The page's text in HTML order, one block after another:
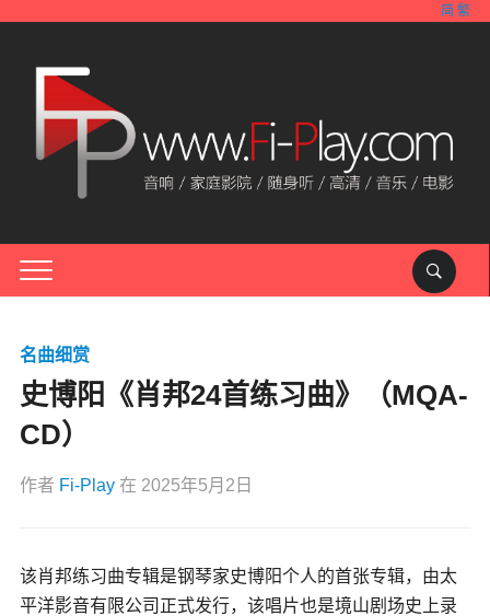
简 繁
名曲细赏
史博阳《肖邦24首练习曲》（MQA-
CD）
作者 Fi-Play 在 2025年5月2日
该肖邦练习曲专辑是钢琴家史博阳个人的首张专辑，由太
平洋影音有限公司正式发行，该唱片也是境山剧场史上录